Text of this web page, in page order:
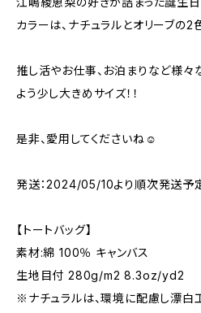
カラーは、ナチュラルとオリーブの2
推し活やお仕事、お泊まりなど様々
よう少し大きめサイズ！！
是非、愛用してくださいね☺︎
発送：2024/05/10より順次発送予
【トートバッグ】
素材:綿 100％ キャンバス
生地目付 280g/m2 8.3oz/yd2
※ナチュラルは、環境に配慮し漂白